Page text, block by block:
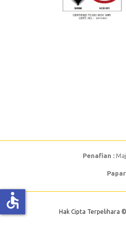
Penafian :
Hak Cipta Terpelihara
accessible